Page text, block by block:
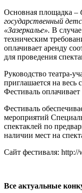
Основная площадка –
государственный
«Зазеркалье». В
техническим
оплачивает аренду
для проведения
Руководство театра-
приглашается на весь
Фестиваль
Фестиваль
мероприятий
спектаклей по
наличии мест на
Сайт фестиваля:
Все актуальные